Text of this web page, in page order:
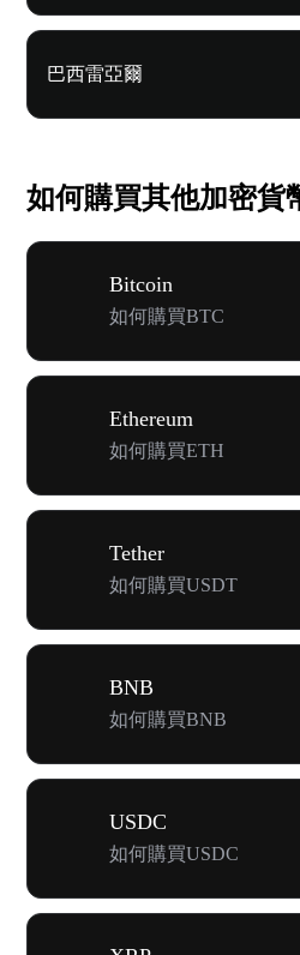
巴西雷亞爾
如何購買其他加密貨
Bitcoin
如何購買BTC
Ethereum
如何購買ETH
Tether
如何購買USDT
BNB
如何購買BNB
USDC
如何購買USDC